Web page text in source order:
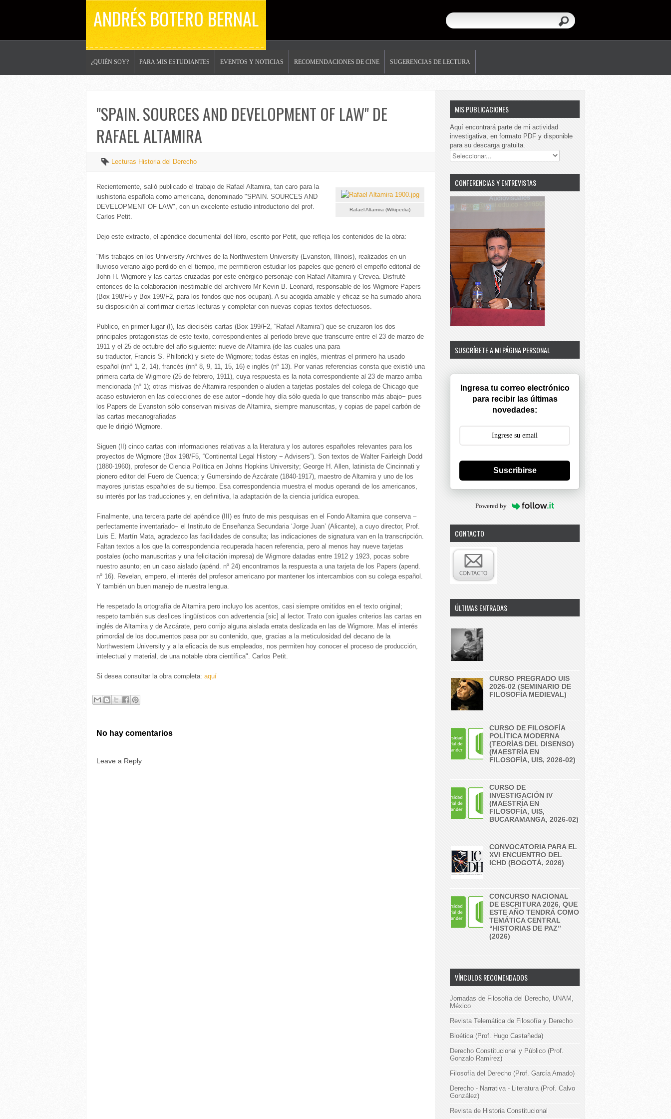
ANDRÉS BOTERO BERNAL
¿QUIÉN SOY? PARA MIS ESTUDIANTES EVENTOS Y NOTICIAS RECOMENDACIONES DE CINE SUGERENCIAS DE LECTURA
"SPAIN. SOURCES AND DEVELOPMENT OF LAW" DE
RAFAEL ALTAMIRA
Lecturas Historia del Derecho
Rafael Altamira (Wikipedia)
Recientemente, salió publicado el trabajo de Rafael Altamira, tan caro para la
iushistoria española como americana, denominado "SPAIN. SOURCES AND
DEVELOPMENT OF LAW", con un excelente estudio introductorio del prof.
Carlos Petit.
Dejo este extracto, el apéndice documental del libro, escrito por Petit, que refleja los contenidos de la obra:
"Mis trabajos en los University Archives de la Northwestern University (Evanston, Illinois), realizados en un
lluvioso verano algo perdido en el tiempo, me permitieron estudiar los papeles que generó el empeño editorial de
John H. Wigmore y las cartas cruzadas por este enérgico personaje con Rafael Altamira y Crevea. Disfruté
entonces de la colaboración inestimable del archivero Mr Kevin B. Leonard, responsable de los Wigmore Papers
(Box 198/F5 y Box 199/F2, para los fondos que nos ocupan). A su acogida amable y eficaz se ha sumado ahora
su disposición al confirmar ciertas lecturas y completar con nuevas copias textos defectuosos.
Publico, en primer lugar (I), las dieciséis cartas (Box 199/F2, “Rafael Altamira”) que se cruzaron los dos
principales protagonistas de este texto, correspondientes al período breve que transcurre entre el 23 de marzo de
1911 y el 25 de octubre del año siguiente: nueve de Altamira (de las cuales una para
su traductor, Francis S. Philbrick) y siete de Wigmore; todas éstas en inglés, mientras el primero ha usado
español (nnº 1, 2, 14), francés (nnº 8, 9, 11, 15, 16) e inglés (nº 13). Por varias referencias consta que existió una
primera carta de Wigmore (25 de febrero, 1911), cuya respuesta es la nota correspondiente al 23 de marzo arriba
mencionada (nº 1); otras misivas de Altamira responden o aluden a tarjetas postales del colega de Chicago que
acaso estuvieron en las colecciones de ese autor −donde hoy día sólo queda lo que transcribo más abajo− pues
los Papers de Evanston sólo conservan misivas de Altamira, siempre manuscritas, y copias de papel carbón de
las cartas mecanografiadas
que le dirigió Wigmore.
Siguen (II) cinco cartas con informaciones relativas a la literatura y los autores españoles relevantes para los
proyectos de Wigmore (Box 198/F5, “Continental Legal History − Advisers”). Son textos de Walter Fairleigh Dodd
(1880-1960), profesor de Ciencia Política en Johns Hopkins University; George H. Allen, latinista de Cincinnati y
pionero editor del Fuero de Cuenca; y Gumersindo de Azcárate (1840-1917), maestro de Altamira y uno de los
mayores juristas españoles de su tiempo. Esa correspondencia muestra el modus operandi de los americanos,
su interés por las traducciones y, en definitiva, la adaptación de la ciencia jurídica europea.
Finalmente, una tercera parte del apéndice (III) es fruto de mis pesquisas en el Fondo Altamira que conserva –
perfectamente inventariado− el Instituto de Enseñanza Secundaria ‘Jorge Juan’ (Alicante), a cuyo director, Prof.
Luis E. Martín Mata, agradezco las facilidades de consulta; las indicaciones de signatura van en la transcripción.
Faltan textos a los que la correspondencia recuperada hacen referencia, pero al menos hay nueve tarjetas
postales (ocho manuscritas y una felicitación impresa) de Wigmore datadas entre 1912 y 1923, pocas sobre
nuestro asunto; en un caso aislado (apénd. nº 24) encontramos la respuesta a una tarjeta de los Papers (apend.
nº 16). Revelan, empero, el interés del profesor americano por mantener los intercambios con su colega español.
Y también un buen manejo de nuestra lengua.
He respetado la ortografía de Altamira pero incluyo los acentos, casi siempre omitidos en el texto original;
respeto también sus deslices lingüísticos con advertencia [sic] al lector. Trato con iguales criterios las cartas en
inglés de Altamira y de Azcárate, pero corrijo alguna aislada errata deslizada en las de Wigmore. Mas el interés
primordial de los documentos pasa por su contenido, que, gracias a la meticulosidad del decano de la
Northwestern University y a la eficacia de sus empleados, nos permiten hoy conocer el proceso de producción,
intelectual y material, de una notable obra científica". Carlos Petit.
Si desea consultar la obra completa: aquí
No hay comentarios
Leave a Reply
MIS PUBLICACIONES
Aquí encontrará parte de mi actividad
investigativa, en formato PDF y disponible
para su descarga gratuita.
CONFERENCIAS Y ENTREVISTAS
SUSCRÍBETE A MI PÁGINA PERSONAL
Ingresa tu correo electrónico
para recibir las últimas
novedades:
Suscribirse
Powered by
CONTACTO
ÚLTIMAS ENTRADAS
CURSO PREGRADO UIS
2026-02 (SEMINARIO DE
FILOSOFÍA MEDIEVAL)
CURSO DE FILOSOFÍA
POLÍTICA MODERNA
(TEORÍAS DEL DISENSO)
(MAESTRÍA EN
FILOSOFÍA, UIS, 2026-02)
CURSO DE
INVESTIGACIÓN IV
(MAESTRÍA EN
FILOSOFÍA, UIS,
BUCARAMANGA, 2026-02)
CONVOCATORIA PARA EL
XVI ENCUENTRO DEL
ICHD (BOGOTÁ, 2026)
CONCURSO NACIONAL
DE ESCRITURA 2026, QUE
ESTE AÑO TENDRÁ COMO
TEMÁTICA CENTRAL
“HISTORIAS DE PAZ”
(2026)
VÍNCULOS RECOMENDADOS
Jornadas de Filosofía del Derecho, UNAM,
México
Revista Telemática de Filosofía y Derecho
Bioética (Prof. Hugo Castañeda)
Derecho Constitucional y Público (Prof.
Gonzalo Ramírez)
Filosofía del Derecho (Prof. García Amado)
Derecho - Narrativa - Literatura (Prof. Calvo
González)
Revista de Historia Constitucional